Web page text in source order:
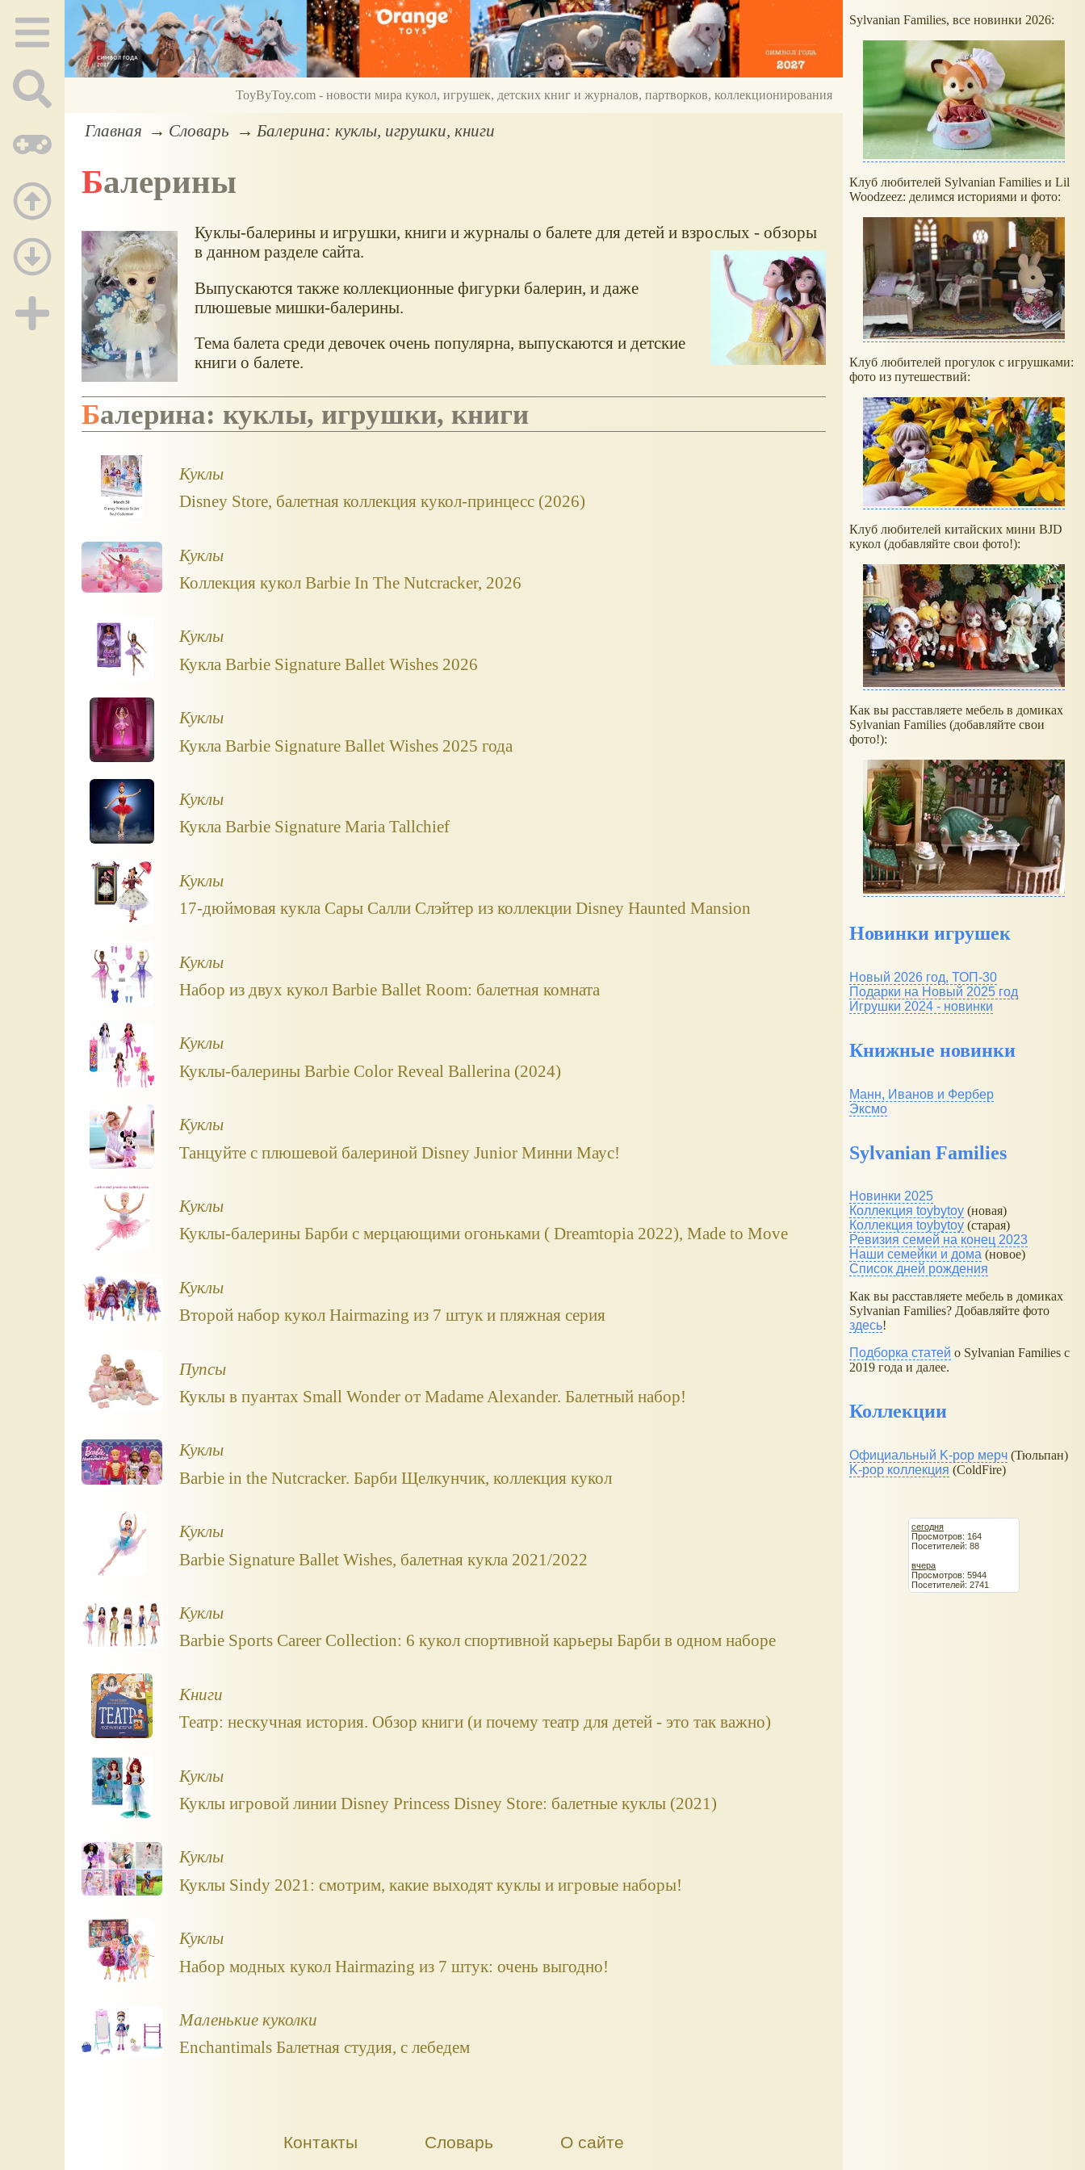
ToyByToy.com - новости мира кукол, игрушек, детских книг и журналов, партворков, коллекционирования
Главная Словарь Балерина: куклы, игрушки, книги
Балерины
Куклы-балерины и игрушки, книги и журналы о балете для детей и взрослых - обзоры
в данном разделе сайта.
Выпускаются также коллекционные фигурки балерин, и даже
плюшевые мишки-балерины.
Тема балета среди девочек очень популярна, выпускаются и детские
книги о балете.
Балерина: куклы, игрушки, книги
Куклы
Disney Store, балетная коллекция кукол-принцесс (2026)
Куклы
Коллекция кукол Barbie In The Nutcracker, 2026
Куклы
Кукла Barbie Signature Ballet Wishes 2026
Куклы
Кукла Barbie Signature Ballet Wishes 2025 года
Куклы
Кукла Barbie Signature Maria Tallchief
Куклы
17-дюймовая кукла Сары Салли Слэйтер из коллекции Disney Haunted Mansion
Куклы
Набор из двух кукол Barbie Ballet Room: балетная комната
Куклы
Куклы-балерины Barbie Color Reveal Ballerina (2024)
Куклы
Танцуйте с плюшевой балериной Disney Junior Минни Маус!
Куклы
Куклы-балерины Барби с мерцающими огоньками ( Dreamtopia 2022), Made to Move
Куклы
Второй набор кукол Hairmazing из 7 штук и пляжная серия
Пупсы
Куклы в пуантах Small Wonder от Madame Alexander. Балетный набор!
Куклы
Barbie in the Nutcracker. Барби Щелкунчик, коллекция кукол
Куклы
Barbie Signature Ballet Wishes, балетная кукла 2021/2022
Куклы
Barbie Sports Career Collection: 6 кукол спортивной карьеры Барби в одном наборе
Книги
Театр: нескучная история. Обзор книги (и почему театр для детей - это так важно)
Куклы
Куклы игровой линии Disney Princess Disney Store: балетные куклы (2021)
Куклы
Куклы Sindy 2021: смотрим, какие выходят куклы и игровые наборы!
Куклы
Набор модных кукол Hairmazing из 7 штук: очень выгодно!
Маленькие куколки
Enchantimals Балетная студия, с лебедем
Контакты Словарь О сайте
Sylvanian Families, все новинки 2026:
Клуб любителей Sylvanian Families и Lil
Woodzeez: делимся историями и фото:
Клуб любителей прогулок с игрушками:
фото из путешествий:
Клуб любителей китайских мини BJD
кукол (добавляйте свои фото!):
Как вы расставляете мебель в домиках
Sylvanian Families (добавляйте свои
фото!):
Новинки игрушек
Новый 2026 год, ТОП-30
Подарки на Новый 2025 год
Игрушки 2024 - новинки
Книжные новинки
Манн, Иванов и Фербер
Эксмо
Sylvanian Families
Новинки 2025
Коллекция toybytoy (новая)
Коллекция toybytoy (старая)
Ревизия семей на конец 2023
Наши семейки и дома (новое)
Список дней рождения
Как вы расставляете мебель в домиках
Sylvanian Families? Добавляйте фото
здесь!
Подборка статей о Sylvanian Families с
2019 года и далее.
Коллекции
Официальный K-pop мерч (Тюльпан)
K-pop коллекция (ColdFire)
сегодня
Просмотров: 164
Посетителей: 88
вчера
Просмотров: 5944
Посетителей: 2741